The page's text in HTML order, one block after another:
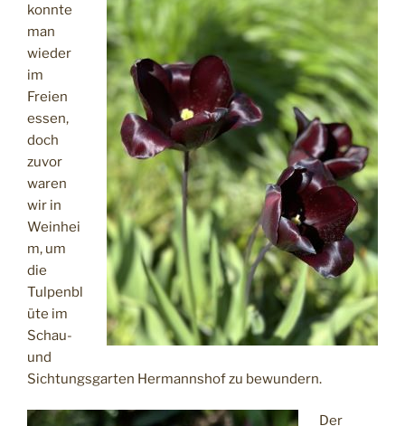
konnte
man
wieder
im
Freien
essen,
doch
zuvor
waren
wir in
Weinhei
m, um
die
Tulpenbl
üte im
Schau-
und
Sichtungsgarten Hermannshof zu bewundern.
Der